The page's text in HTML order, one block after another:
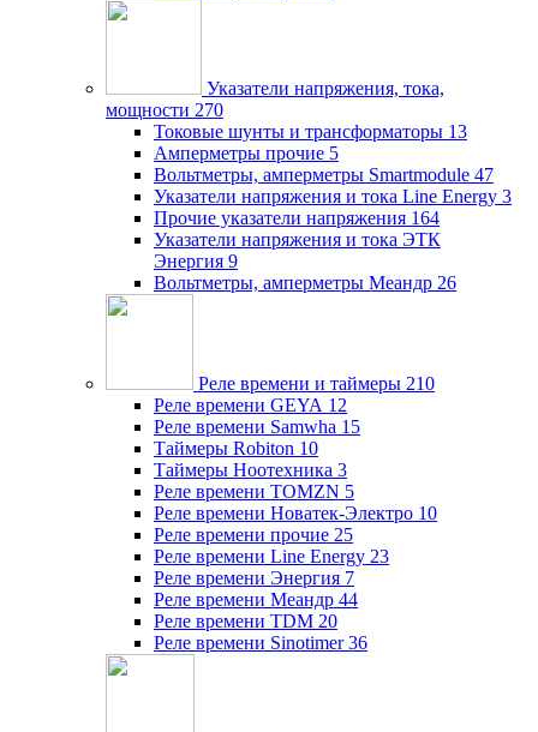
Указатели напряжения, тока,
мощности 270
Токовые шунты и трансформаторы 13
Амперметры прочие 5
Вольтметры, амперметры Smartmodule 47
Указатели напряжения и тока Line Energy 3
Прочие указатели напряжения 164
Указатели напряжения и тока ЭТК
Энергия 9
Вольтметры, амперметры Меандр 26
Реле времени и таймеры 210
Реле времени GEYA 12
Реле времени Samwha 15
Таймеры Robiton 10
Таймеры Ноотехника 3
Реле времени TOMZN 5
Реле времени Новатек-Электро 10
Реле времени прочие 25
Реле времени Line Energy 23
Реле времени Энергия 7
Реле времени Меандр 44
Реле времени TDM 20
Реле времени Sinotimer 36